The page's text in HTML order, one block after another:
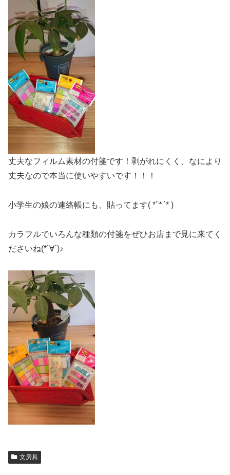
丈夫なフィルム素材の付箋です！剥がれにくく、なにより
丈夫なので本当に使いやすいです！！！
小学生の娘の連絡帳にも、貼ってます( *´꒳`* )
カラフルでいろんな種類の付箋をぜひお店まで見に来てく
ださいね(*´∀`)♪
文房具